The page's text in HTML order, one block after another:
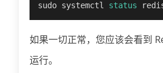
sudo systemctl status
如果一切正常，您应该会看到
运行。